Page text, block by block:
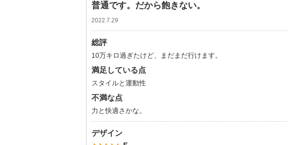
普通です。だから飽きない。
2022.7.29
総評
10万キロ過ぎたけど、まだまだ行けます。
満足している点
スタイルと運動性
不満な点
力と快適さかな。
デザイン